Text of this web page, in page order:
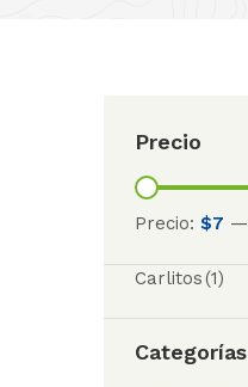
Precio
Precio: $7 —
Carlitos(1)
Categorías